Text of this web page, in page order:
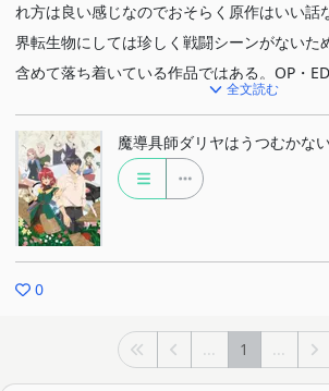
れ方は良い感じなのでおそらく原作はいい話
界転生物にしては珍しく戦闘シーンがないた
含めて落ち着いている作品ではある。OP・ED
【視聴理由】
<異世界転生> / 大西沙織
全文読む
魔導具師ダリヤはうつむかな
0
... 1 ...